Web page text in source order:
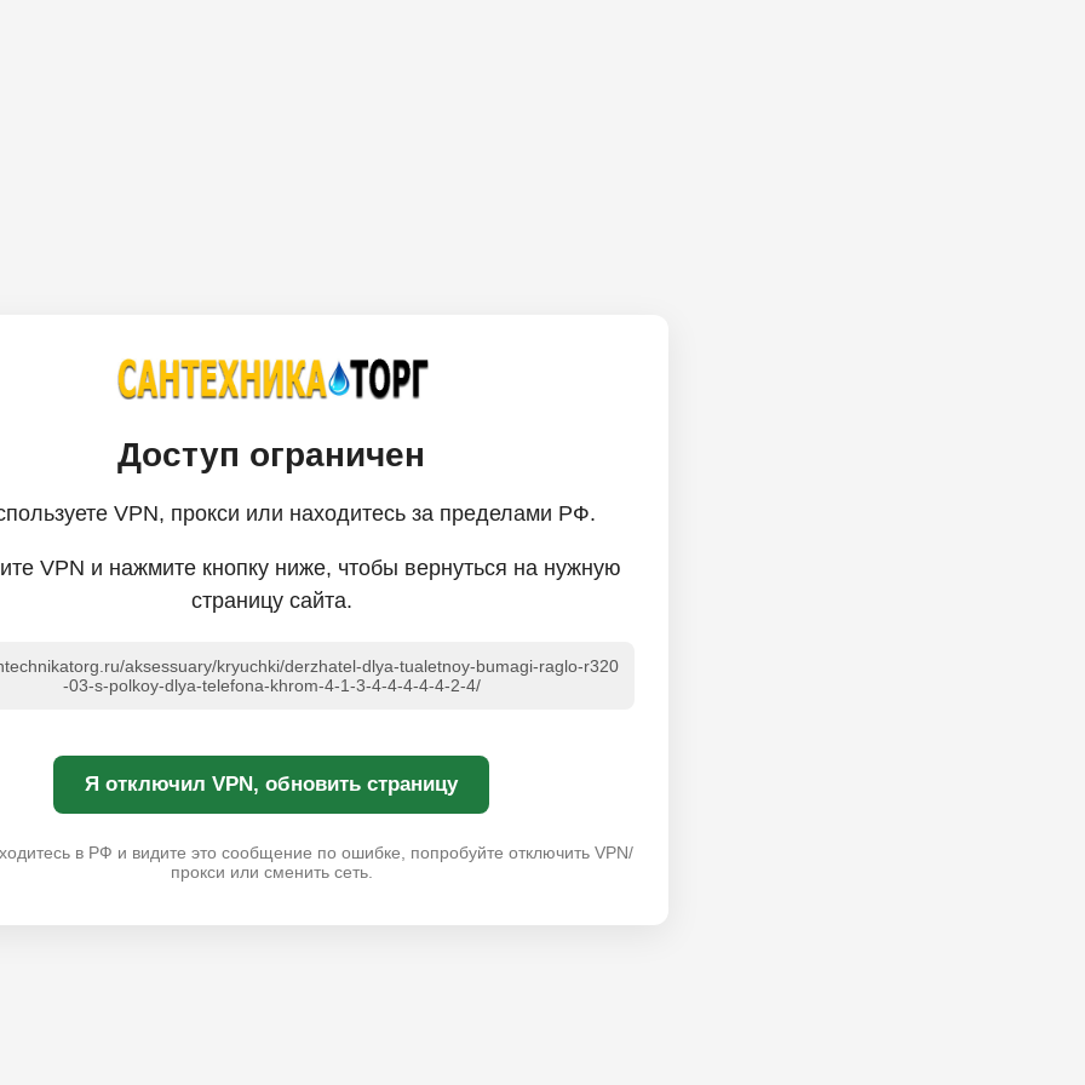
Доступ ограничен
VPN, прокси или находитесь за пределами РФ.
VPN и нажмите кнопку ниже, чтобы вернуться на нужную
страницу сайта.
aksessuary/kryuchki/derzhatel-dlya-tualetnoy-bumagi-raglo-r320
-03-s-polkoy-dlya-telefona-khrom-4-1-3-4-4-4-4-4-2-4/
Я отключил VPN, обновить страницу
в РФ и видите это сообщение по ошибке, попробуйте отключить VPN/
прокси или сменить сеть.